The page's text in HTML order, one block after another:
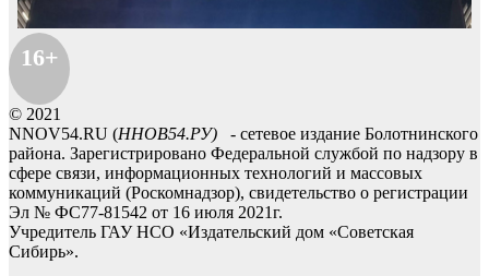
16+
© 2021
NNOV54.RU (ННОВ54.РУ) - сетевое издание Болотнинского
района. Зарегистрировано Федеральной службой по надзору в
сфере связи, информационных технологий и массовых
коммуникаций (Роскомнадзор), свидетельство о регистрации
Эл № ФС77-81542 от 16 июля 2021г.
Учредитель ГАУ НСО «Издательский дом «Советская
Сибирь».